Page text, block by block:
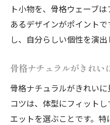
ト小物を、骨格ウェーブ
あるデザインがポイント
し、自分らしい個性を演出
骨格ナチュラルがきれい
骨格ナチュラルがきれい
コツは、体型にフィット
エットを選ぶことです。